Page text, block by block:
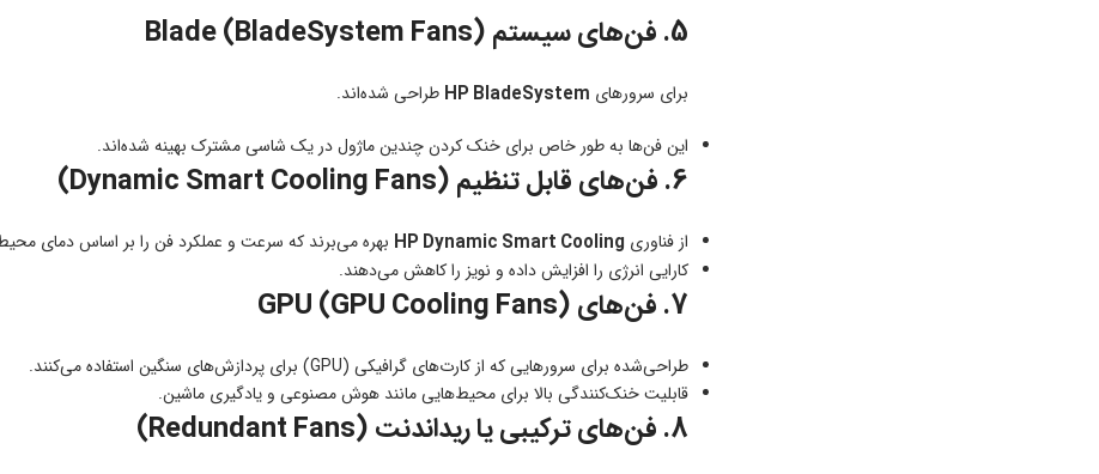
5. فن‌های سیستم Blade (BladeSystem Fans)
برای سرورهای HP BladeSystem طراحی شده‌اند.
این فن‌ها به طور خاص برای خنک کردن چندین ماژول در یک شاسی مشترک بهینه شده‌اند.
6. فن‌های قابل تنظیم (Dynamic Smart Cooling Fans)
از فناوری HP Dynamic Smart Cooling بهره می‌برند که سرعت و عملکرد فن را بر اساس دمای
کارایی انرژی را افزایش داده و نویز را کاهش می‌دهند.
7. فن‌های GPU (GPU Cooling Fans)
طراحی‌شده برای سرورهایی که از کارت‌های گرافیکی (GPU) برای پردازش‌های سنگین استفاده می‌کنند.
قابلیت خنک‌کنندگی بالا برای محیط‌هایی مانند هوش مصنوعی و یادگیری ماشین.
8. فن‌های ترکیبی یا ریداندنت (Redundant Fans)